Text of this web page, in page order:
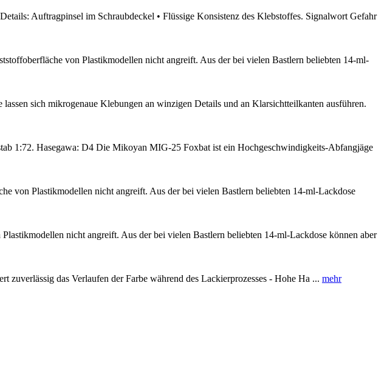
Auftragpinsel im Schraubdeckel • Flüssige Konsistenz des Klebstoffes. Signalwort Gefahr
von Plastikmodellen nicht angreift. Aus der bei vielen Bastlern beliebten 14-ml-
sich mikrogenaue Klebungen an winzigen Details und an Klarsichtteilkanten ausführen.
1:72. Hasegawa: D4 Die Mikoyan MIG-25 Foxbat ist ein Hochgeschwindigkeits-Abfangjäge
von Plastikmodellen nicht angreift. Aus der bei vielen Bastlern beliebten 14-ml-Lackdose
nicht angreift. Aus der bei vielen Bastlern beliebten 14-ml-Lackdose können aber
das Verlaufen der Farbe während des Lackierprozesses - Hohe Ha ... mehr